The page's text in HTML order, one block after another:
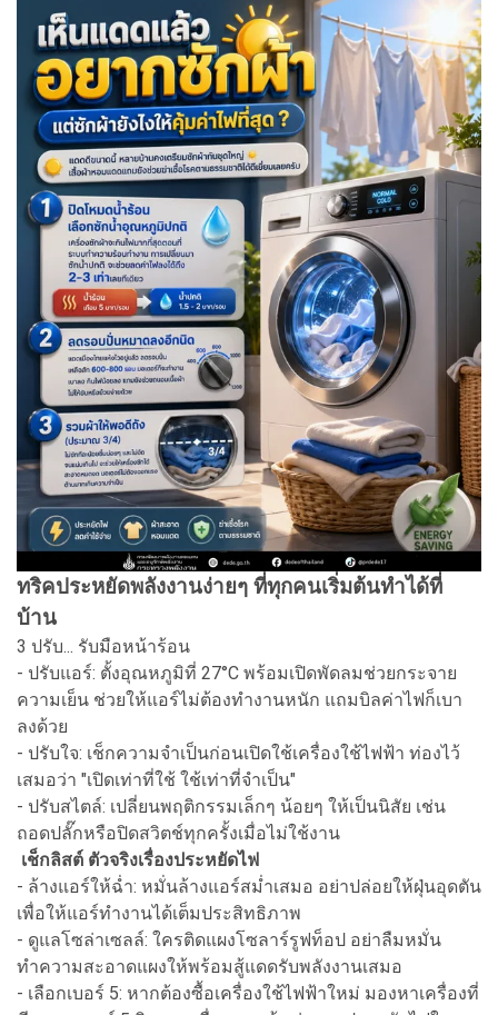
ทริคประหยัดพลังงานง่ายๆ ที่ทุกคนเริ่มต้นทำได้ที่
บ้าน
3 ปรับ... รับมือหน้าร้อน
- ปรับแอร์: ตั้งอุณหภูมิที่ 27°C พร้อมเปิดพัดลมช่วยกระจาย
ความเย็น ช่วยให้แอร์ไม่ต้องทำงานหนัก แถมบิลค่าไฟก็เบา
ลงด้วย
- ปรับใจ: เช็กความจำเป็นก่อนเปิดใช้เครื่องใช้ไฟฟ้า ท่องไว้
เสมอว่า "เปิดเท่าที่ใช้ ใช้เท่าที่จำเป็น"
- ปรับสไตล์: เปลี่ยนพฤติกรรมเล็กๆ น้อยๆ ให้เป็นนิสัย เช่น
ถอดปลั๊กหรือปิดสวิตช์ทุกครั้งเมื่อไม่ใช้งาน
เช็กลิสต์ ตัวจริงเรื่องประหยัดไฟ
- ล้างแอร์ให้ฉ่ำ: หมั่นล้างแอร์สม่ำเสมอ อย่าปล่อยให้ฝุ่นอุดตัน
เพื่อให้แอร์ทำงานได้เต็มประสิทธิภาพ
- ดูแลโซล่าเซลล์: ใครติดแผงโซลาร์รูฟท็อป อย่าลืมหมั่น
ทำความสะอาดแผงให้พร้อมสู้แดดรับพลังงานเสมอ
- เลือกเบอร์ 5: หากต้องซื้อเครื่องใช้ไฟฟ้าใหม่ มองหาเครื่องที่